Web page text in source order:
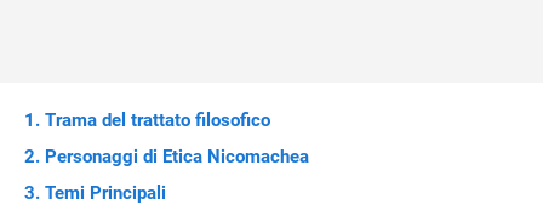
Trama del trattato filosofico
Personaggi di Etica Nicomachea
Temi Principali